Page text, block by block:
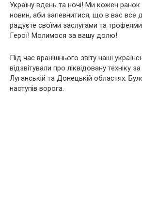
Україну вдень та ночі! Ми кожен
новин, аби запевнитися, що в вас все
радуєте своїми заслугами та
Герої! Молимося за вашу долю!
Під час вранішнього звіту наші
відзвітували про ліквідовану техніку
Луганській та Донецькій областях.
наступів ворога.